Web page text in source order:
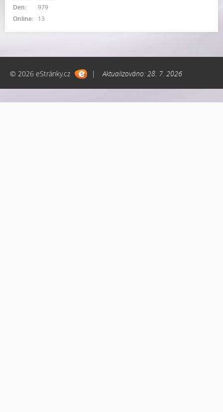
Online: 13
Den:
979
© 2026 eStránky.cz | Aktualizováno: 28. 7. 2026